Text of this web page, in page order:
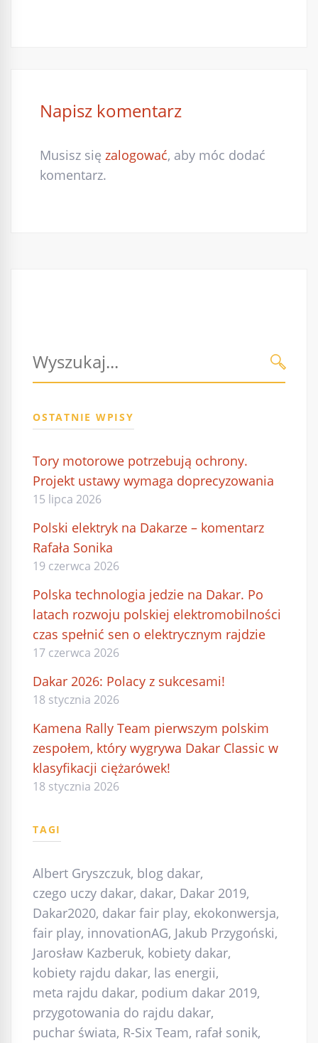
Napisz komentarz
Musisz się zalogować, aby móc dodać
komentarz.
OSTATNIE WPISY
Tory motorowe potrzebują ochrony.
Projekt ustawy wymaga doprecyzowania
15 lipca 2026
Polski elektryk na Dakarze – komentarz
Rafała Sonika
19 czerwca 2026
Polska technologia jedzie na Dakar. Po
latach rozwoju polskiej elektromobilności
czas spełnić sen o elektrycznym rajdzie
17 czerwca 2026
Dakar 2026: Polacy z sukcesami!
18 stycznia 2026
Kamena Rally Team pierwszym polskim
zespołem, który wygrywa Dakar Classic w
klasyfikacji ciężarówek!
18 stycznia 2026
TAGI
Albert Gryszczuk, blog dakar,
czego uczy dakar, dakar, Dakar 2019,
Dakar2020, dakar fair play, ekokonwersja,
fair play, innovationAG, Jakub Przygoński,
Jarosław Kazberuk, kobiety dakar,
kobiety rajdu dakar, las energii,
meta rajdu dakar, podium dakar 2019,
przygotowania do rajdu dakar,
puchar świata, R-Six Team, rafał sonik,